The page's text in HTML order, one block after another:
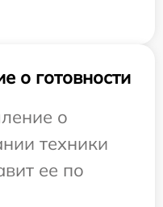
о готовности
о
техники
ее по